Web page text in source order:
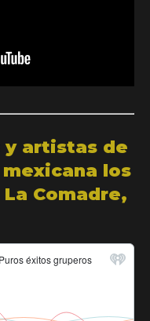
y artistas de
los
Comadre,